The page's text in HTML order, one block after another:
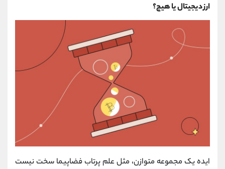
ارز دیجیتال یا هیچ؟
ایده یک مجموعه متوازن، مثل علم پرتاب فضاپیما سخت نیست